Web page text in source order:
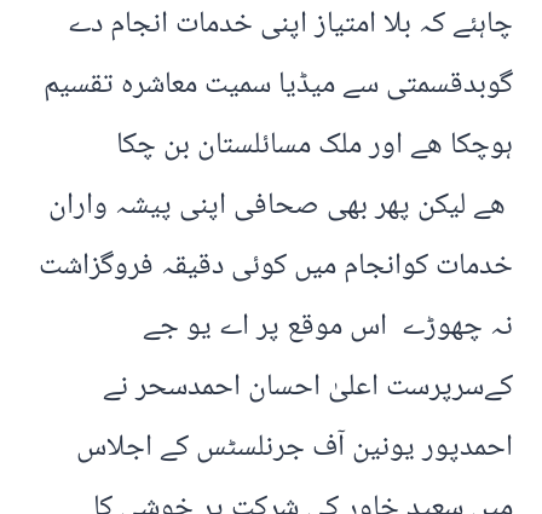
چاہئے کہ بلا امتیاز اپنی خدمات انجام دے
گوبدقسمتی سے میڈیا سمیت معاشرہ تقسیم
ہوچکا ھے اور ملک مسائلستان بن چکا
ھے لیکن پھر بھی صحافی اپنی پیشہ واران
خدمات کوانجام میں کوئی دقیقہ فروگزاشت
نہ چھوڑے اس موقع پر اے یو جے
کےسرپرست اعلیٰ احسان احمدسحر نے
احمدپور یونین آف جرنلسٹس کے اجلاس